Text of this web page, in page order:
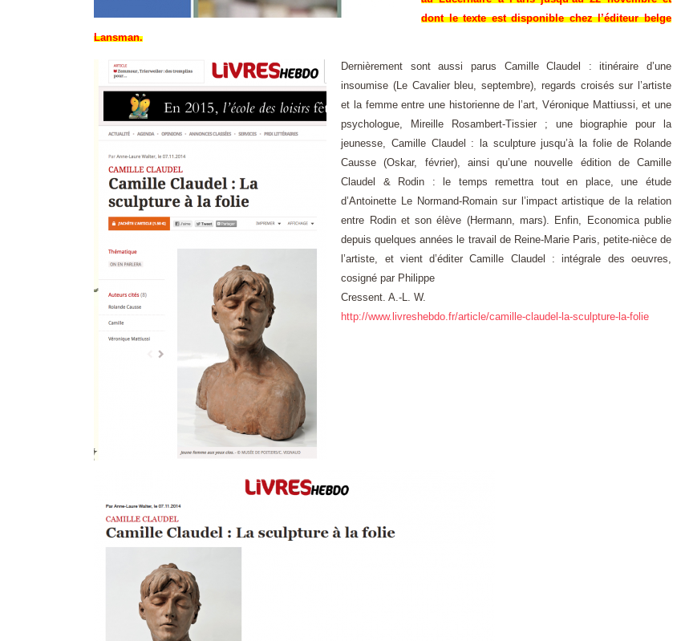
dont le texte est disponible chez l’éditeur belge
Lansman.
Dernièrement sont aussi parus Camille Claudel : itinéraire d’une
insoumise (Le Cavalier bleu,septembre), regards croisés sur l’artiste
et la femme entre une historienne de l’art, Véronique Mattiussi, et une
psychologue, Mireille Rosambert-Tissier ; une biographiepour la
jeunesse, Camille Claudel : la sculpture jusqu’à la folie de Rolande
Causse (Oskar, février), ainsi qu’une nouvelle édition de Camille
Claudel & Rodin : le tempsremettra tout en place, une étude
d’Antoinette Le Normand-Romain sur l’impact artistique de la relation
entre Rodin et son élève (Hermann, mars). Enfin, Economica publie
depuis quelques années le travail de Reine-Marie Paris, petite-nièce de
l’artiste, et vient d’éditer Camille Claudel : intégrale des oeuvres,
cosigné par Philippe
Cressent. A.-L. W.
http://www.livreshebdo.fr/article/camille-claudel-la-sculpture-la-folie